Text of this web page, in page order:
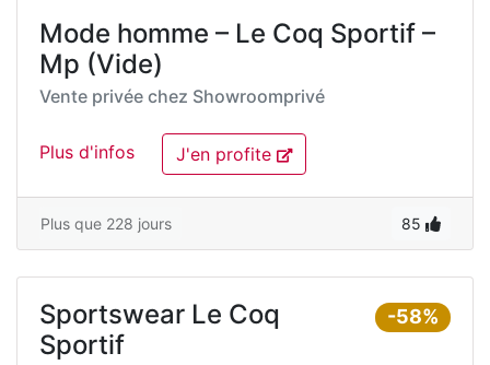
Mode homme – Le Coq Sportif –
Mp (Vide)
Vente privée chez Showroomprivé
Plus d'infos J'en profite
Plus que 228 jours 85
-58%
Sportswear Le Coq
Sportif